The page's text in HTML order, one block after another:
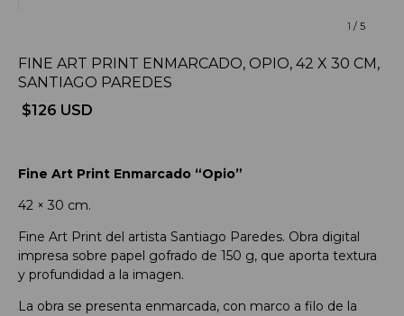
1 /5
FINE ART PRINT ENMARCADO, OPIO, 42 X 30 CM,
SANTIAGO PAREDES
$126 USD
Fine Art Print Enmarcado “Opio”
42 × 30 cm.
Fine Art Print del artista Santiago Paredes. Obra digital
impresa sobre papel gofrado de 150 g, que aporta textura
y profundidad a la imagen.
La obra se presenta enmarcada, con marco a filo de la